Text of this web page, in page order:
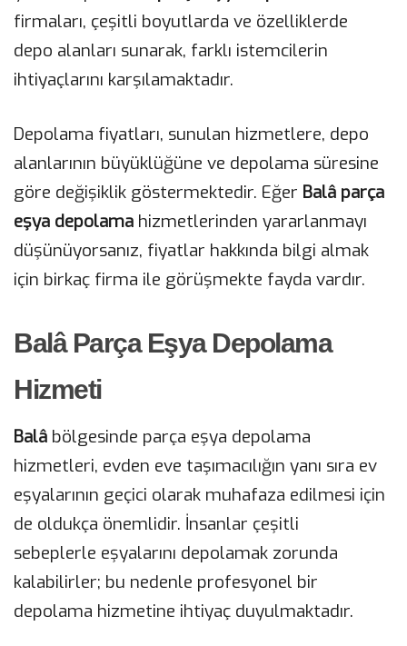
firmaları, çeşitli boyutlarda ve özelliklerde
depo alanları sunarak, farklı istemcilerin
ihtiyaçlarını karşılamaktadır.
Depolama fiyatları, sunulan hizmetlere, depo
alanlarının büyüklüğüne ve depolama süresine
göre değişiklik göstermektedir. Eğer Balâ parça
eşya depolama hizmetlerinden yararlanmayı
düşünüyorsanız, fiyatlar hakkında bilgi almak
için birkaç firma ile görüşmekte fayda vardır.
Balâ Parça Eşya Depolama
Hizmeti
Balâ bölgesinde parça eşya depolama
hizmetleri, evden eve taşımacılığın yanı sıra ev
eşyalarının geçici olarak muhafaza edilmesi için
de oldukça önemlidir. İnsanlar çeşitli
sebeplerle eşyalarını depolamak zorunda
kalabilirler; bu nedenle profesyonel bir
depolama hizmetine ihtiyaç duyulmaktadır.